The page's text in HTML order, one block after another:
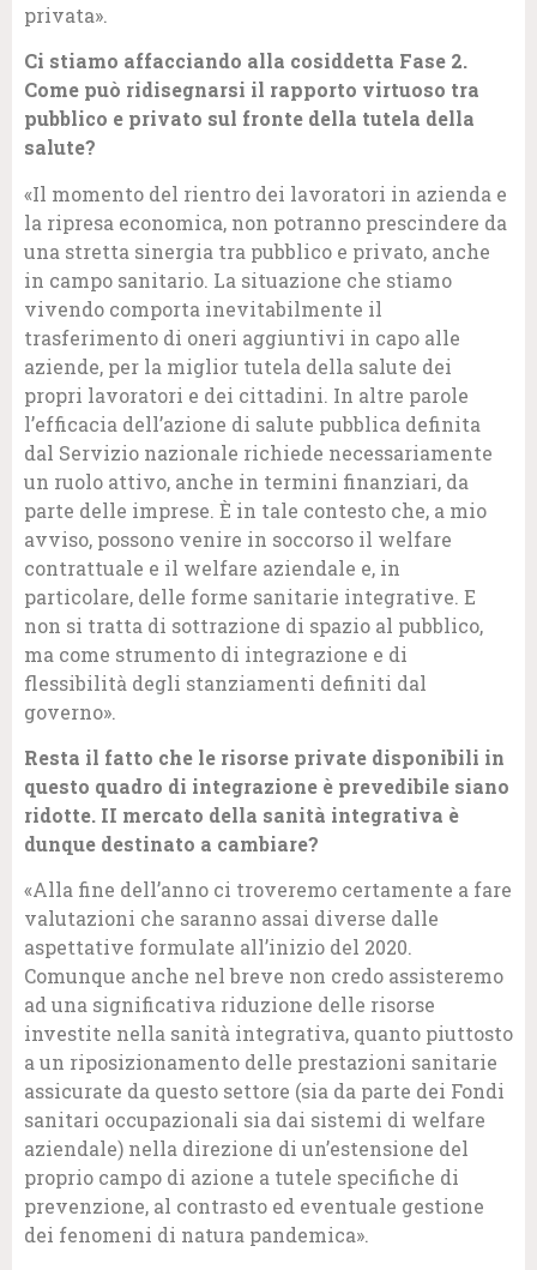
privata».
Ci stiamo affacciando alla cosiddetta Fase 2.
Come può ridisegnarsi il rapporto virtuoso tra
pubblico e privato sul fronte della tutela della
salute?
«Il momento del rientro dei lavoratori in azienda e
la ripresa economica, non potranno prescindere da
una stretta sinergia tra pubblico e privato, anche
in campo sanitario. La situazione che stiamo
vivendo comporta inevitabilmente il
trasferimento di oneri aggiuntivi in capo alle
aziende, per la miglior tutela della salute dei
propri lavoratori e dei cittadini. In altre parole
l’efficacia dell’azione di salute pubblica definita
dal Servizio nazionale richiede necessariamente
un ruolo attivo, anche in termini finanziari, da
parte delle imprese. È in tale contesto che, a mio
avviso, possono venire in soccorso il welfare
contrattuale e il welfare aziendale e, in
particolare, delle forme sanitarie integrative. E
non si tratta di sottrazione di spazio al pubblico,
ma come strumento di integrazione e di
flessibilità degli stanziamenti definiti dal
governo».
Resta il fatto che le risorse private disponibili in
questo quadro di integrazione è prevedibile siano
ridotte. II mercato della sanità integrativa è
dunque destinato a cambiare?
«Alla fine dell’anno ci troveremo certamente a fare
valutazioni che saranno assai diverse dalle
aspettative formulate all’inizio del 2020.
Comunque anche nel breve non credo assisteremo
ad una significativa riduzione delle risorse
investite nella sanità integrativa, quanto piuttosto
a un riposizionamento delle prestazioni sanitarie
assicurate da questo settore (sia da parte dei Fondi
sanitari occupazionali sia dai sistemi di welfare
aziendale) nella direzione di un’estensione del
proprio campo di azione a tutele specifiche di
prevenzione, al contrasto ed eventuale gestione
dei fenomeni di natura pandemica».